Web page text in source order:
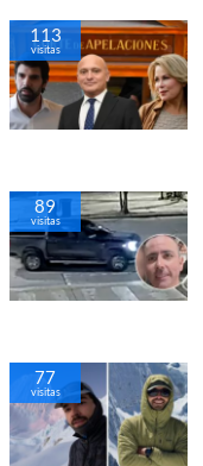
113
visitas
89
visitas
77
visitas